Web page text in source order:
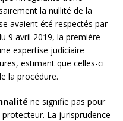
la nullité de la
avaient été respectés par
9 avril 2019, la première
expertise judiciaire
estimant que celles-ci
la procédure.
ne signifie pas pour
La jurisprudence